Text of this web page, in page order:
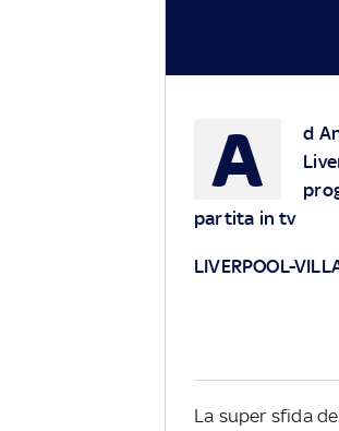
A
d
partita in tv
LIVERPOOL-
La super sfida